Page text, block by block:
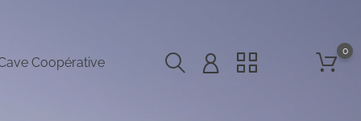
Coopérative
0